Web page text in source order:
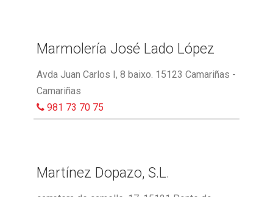
Marmolería José Lado López
Avda Juan Carlos I, 8 baixo. 15123 Camariñas -
Camariñas
981 73 70 75
Martínez Dopazo, S.L.